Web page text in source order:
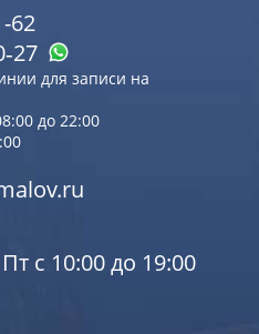
62
для записи на
до 22:00
с 10:00 до 19:00